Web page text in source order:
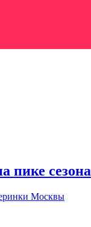
пике сезона
Москвы